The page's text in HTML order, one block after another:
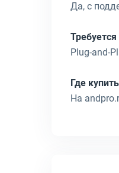
Да, с
Plug-and-
Где
На